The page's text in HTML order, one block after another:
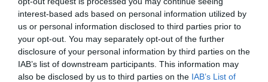
interest-based ads based on personal information utilized by
us or personal information disclosed to third parties prior to
your opt-out. You may separately opt-out of the further
disclosure of your personal information by third parties on the
IAB’s list of downstream participants. This information may
also be disclosed by us to third parties on the IAB’s List of
HATALMAS FORGALMAT BONYOLÍT A SIVATAG KÖZEPÉN ÁLLÓ,
MAGÁNYOS POSTAHIVATAL
KÖVETKEZŐ CIKK